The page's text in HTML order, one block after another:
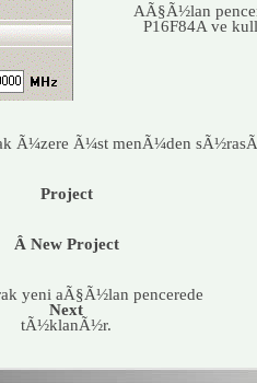
AÃ§Ã½lan
P16F84A ve
Ã¼zere Ã¼st menÃ¼den
Project
Â New Project
yeni aÃ§Ã½lan pencerede
Next
tÃ½klanÃ½r.